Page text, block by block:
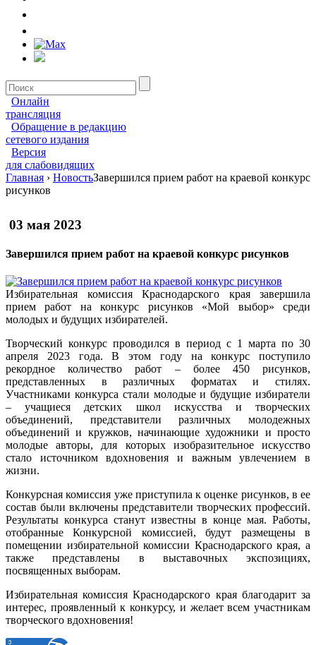
Онлайн
трансляция
Обращение в редакцию
сетевого издания
Версия
для слабовидящих
Главная › НовостьЗавершился прием работ на краевой конкурс
рисунков
03 мая 2023
Завершился прием работ на краевой конкурс рисунков
Избирательная комиссия Краснодарского края завершила
прием работ на конкурс рисунков «Мой выбор» среди
молодых и будущих избирателей.
Творческий конкурс проводился в период с 1 марта по 30
апреля 2023 года. В этом году на конкурс поступило
рекордное количество работ – более 450 рисунков,
представленных в различных форматах и стилях.
Участниками конкурса стали молодые и будущие избиратели
– учащиеся детских школ искусства и творческих
объединений, представители различных молодежных
объединений и кружков, начинающие художники и просто
молодые авторы, для которых изобразительное искусство
стало источником вдохновения и важным увлечением в
жизни.
Конкурсная комиссия уже приступила к оценке рисунков, в ее
состав были включены представители творческих профессий.
Результаты конкурса станут известны в конце мая. Работы,
отобранные Конкурсной комиссией, будут размещены в
помещении избирательной комиссии Краснодарского края, а
также представлены в выставочных экспозициях,
посвященных выборам.
Избирательная комиссия Краснодарского края благодарит за
интерес, проявленный к конкурсу, и желает всем участникам
творческого вдохновения!